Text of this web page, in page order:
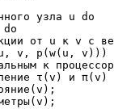
узла u do
do
от u к v с
v, p(w(u, v)))
к
τ(v) и π(v)